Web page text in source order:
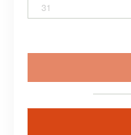
31